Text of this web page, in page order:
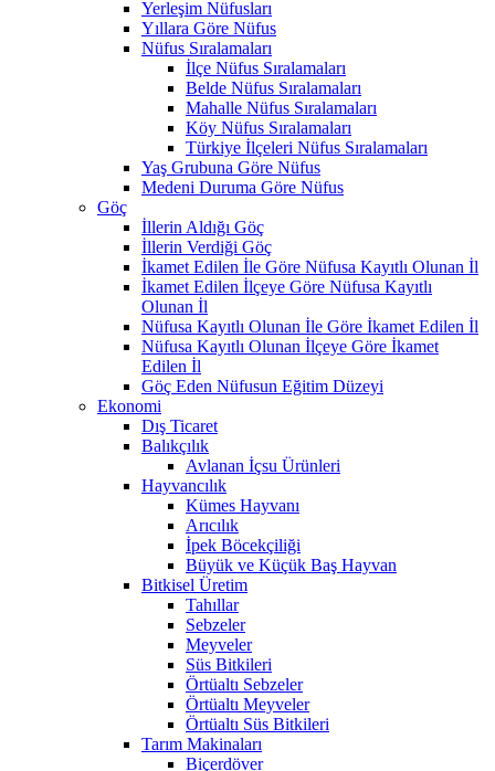
Yerleşim Nüfusları
Yıllara Göre Nüfus
Nüfus Sıralamaları
İlçe Nüfus Sıralamaları
Belde Nüfus Sıralamaları
Mahalle Nüfus Sıralamaları
Köy Nüfus Sıralamaları
Türkiye İlçeleri Nüfus Sıralamaları
Yaş Grubuna Göre Nüfus
Medeni Duruma Göre Nüfus
Göç
İllerin Aldığı Göç
İllerin Verdiği Göç
İkamet Edilen İle Göre Nüfusa Kayıtlı Olunan İl
İkamet Edilen İlçeye Göre Nüfusa Kayıtlı
Olunan İl
Nüfusa Kayıtlı Olunan İle Göre İkamet Edilen İl
Nüfusa Kayıtlı Olunan İlçeye Göre İkamet
Edilen İl
Göç Eden Nüfusun Eğitim Düzeyi
Ekonomi
Dış Ticaret
Balıkçılık
Avlanan İçsu Ürünleri
Hayvancılık
Kümes Hayvanı
Arıcılık
İpek Böcekçiliği
Büyük ve Küçük Baş Hayvan
Bitkisel Üretim
Tahıllar
Sebzeler
Meyveler
Süs Bitkileri
Örtüaltı Sebzeler
Örtüaltı Meyveler
Örtüaltı Süs Bitkileri
Tarım Makinaları
Biçerdöver